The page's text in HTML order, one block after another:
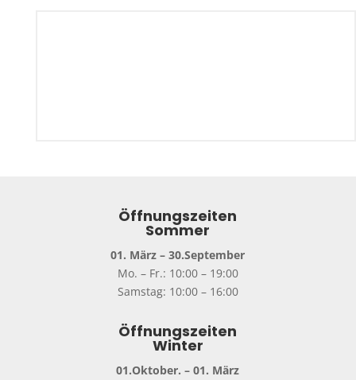
Öffnungszeiten
Sommer
01. März – 30.September
Mo. – Fr.: 10:00 – 19:00
Samstag: 10:00 – 16:00
Öffnungszeiten
Winter
01.Oktober. – 01. März